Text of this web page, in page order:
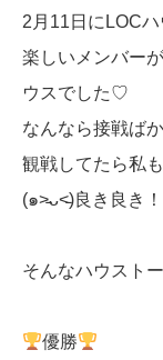
2月11日にLOC
楽しいメンバー
ウスでした♡
なんなら接戦ば
観戦してたら私
(๑˃̵ᴗ˂̵)良き良き！
そんなハウスト
優勝